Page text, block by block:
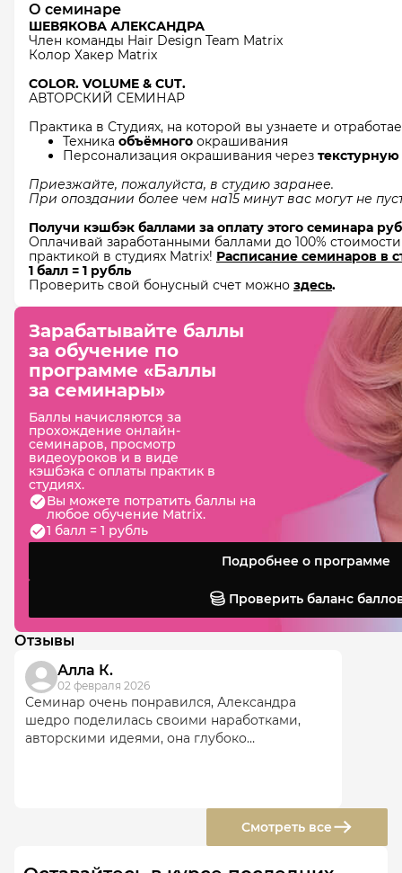
О семинаре
ШЕВЯКОВА АЛЕКСАНДРА
Член команды Hair Design Team Matrix
Колор Хакер Matrix
COLOR. VOLUME & CUT.
АВТОРСКИЙ СЕМИНАР
Практика в Студиях, на которой вы узнаете и
Техника объёмного окрашивания
Персонализация окрашивания через
Приезжайте, пожалуйста, в студию заранее.
При опоздании более чем на15 минут вас могут не
Получи кэшбэк баллами за оплату этого семинара
Оплачивай заработанными баллами до 100%
практикой в студиях Matrix! Расписание семинаров в
1 балл = 1 рубль
Проверить свой бонусный счет можно здесь.
Зарабатывайте баллы
за обучение по
программе «Баллы
за семинары»
Баллы начисляются за
прохождение онлайн-
семинаров, просмотр
видеоуроков и в виде
кэшбэка с оплаты практик в
студиях.
Вы можете потратить баллы на
любое обучение Matrix.
1 балл = 1 рубль
Подробнее о программе
Проверить баланс
Отзывы
Алла К.
02 февраля 2026
Семинар очень понравился, Александра
шедро поделилась своими наработками,
авторскими идеями, она глубоко
Смотреть все